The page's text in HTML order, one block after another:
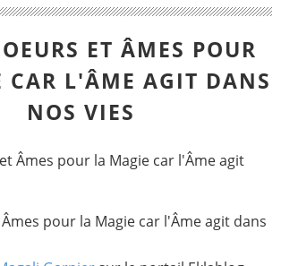
ET ÂMES POUR
CAR L'ÂME AGIT DANS
NOS VIES
pour la Magie car l'Âme agit dans